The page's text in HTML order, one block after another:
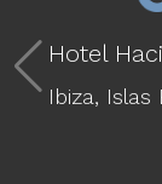
Hotel
Ibiza, Islas